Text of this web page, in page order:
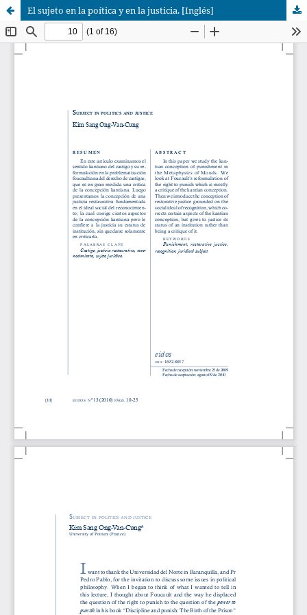
El sujeto en la poítica y en la justicia. [Inglés]